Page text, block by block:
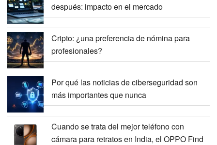
después: impacto en el mercado
Cripto: ¿una preferencia de nómina para
profesionales?
Por qué las noticias de ciberseguridad son
más importantes que nunca
Cuando se trata del mejor teléfono con
cámara para retratos en India, el OPPO Find